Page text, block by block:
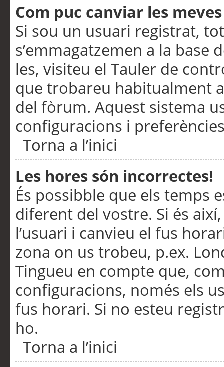
Com puc canviar les
Si sou un usuari registrat,
s’emmagatzemen a la
les, visiteu el Tauler de
que trobareu habitualment
del fòrum. Aquest sistema
configuracions i
Torna a l’inici
Les hores són incorrectes!
És possibble que els temps
diferent del vostre. Si és
l’usuari i canvieu el fus
zona on us trobeu, p.ex.
Tingueu en compte que,
configuracions, només els
fus horari. Si no esteu
ho.
Torna a l’inici